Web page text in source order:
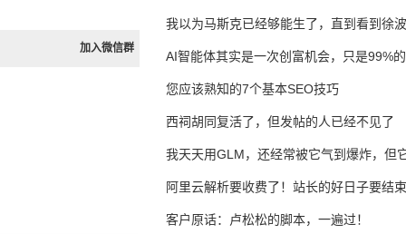
加入微信群
我以为马斯克已经够能生了，直到看到
AI智能体其实是一次创富机会，只是99%
错过了
您应该熟知的7个基本SEO技巧
西祠胡同复活了，但发帖的人已经不见了
我天天用GLM，还经常被它气到爆炸，但
16万亿
阿里云解析要收费了！站长的好日子要结
客户原话：卢松松的脚本，一遍过！